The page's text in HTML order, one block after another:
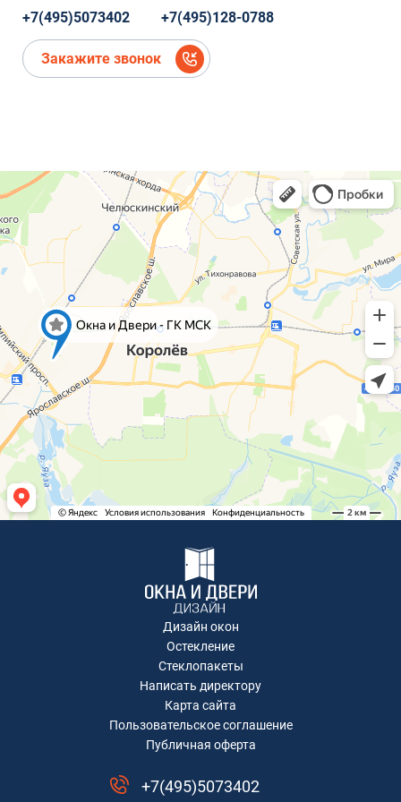
Коминтерна, 22
микрорайон Новое Павлино, Балашиха,
Московская область,
микрорайон Новое Павлино, Балашиха,
деревня Болтино
Рождественская, д.2
Рождественская, д.2
Ново-Молоковский бульвар, 4
Коминтерна, 22
Коминтерна, 22
Коминтерна, 22
Коминтерна, 22
Коминтерна, 22
Коминтерна, 22
Коминтерна, 22
Коминтерна, 22
Коминтерна, 22
Академика Каргина, 36Б
Академика Каргина 36Б
Ивантеевка, Хлебозаводская улица, 30
Ивантеевка, Хлебозаводская улица, 30
Коминтерна, 22
Коминтерна, 22
Коминтерна, 22
Коминтерна, 22
Коминтерна, 22
Рождественская, д.2
Коминтерна, 22
Коминтерна, 22
Москва, Ленинградский проспект дом
д. Степаново
+7(495)5073402 +7(495)128-0788
Закажите звонок
Дизайн окон
Остекление
Стеклопакеты
Написать директору
Карта сайта
Пользовательское соглашение
Публичная оферта
+7(495)5073402